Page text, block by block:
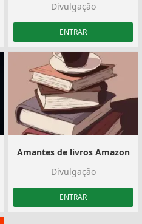
Divulgação
ENTRAR
Amantes de livros Amazon
Divulgação
ENTRAR